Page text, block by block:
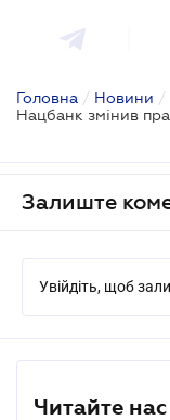
Головна / Новини /
Залиште
Увійдіть, щоб
Читайте